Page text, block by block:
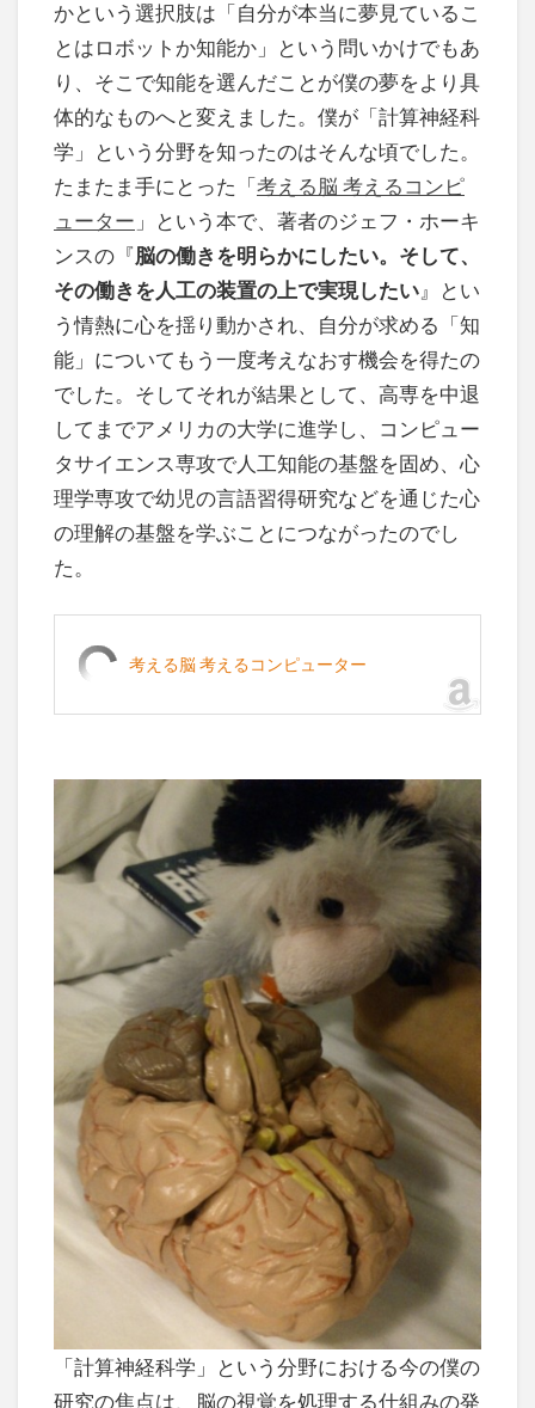
かという選択肢は「自分が本当に夢見ているこ
とはロボットか知能か」という問いかけでもあ
り、そこで知能を選んだことが僕の夢をより具
体的なものへと変えました。僕が「計算神経科
学」という分野を知ったのはそんな頃でした。
たまたま手にとった「考える脳 考えるコンピ
ューター 」という本で、著者のジェフ・ホーキ
ンスの『脳の働きを明らかにしたい。そして、
その働きを人工の装置の上で実現したい 』とい
う情熱に心を揺り動かされ、自分が求める「知
能」についてもう一度考えなおす機会を得たの
でした。そしてそれが結果として、高専を中退
してまでアメリカの大学に進学し、コンピュー
タサイエンス専攻で人工知能の基盤を固め、心
理学専攻で幼児の言語習得研究などを通じた心
の理解の基盤を学ぶことにつながったのでし
た。
考える脳 考えるコンピューター
「計算神経科学」という分野における今の僕の
研究の焦点は、脳の視覚を処理する仕組みの発